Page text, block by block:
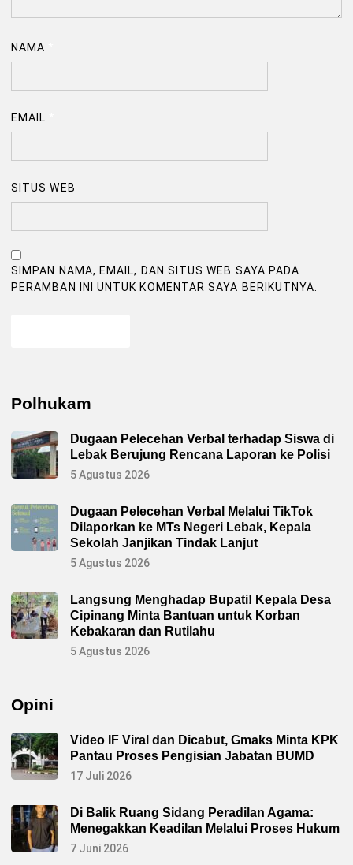
NAMA
EMAIL
SITUS WEB
SIMPAN NAMA, EMAIL, DAN SITUS WEB SAYA PADA
PERAMBAN INI UNTUK KOMENTAR SAYA BERIKUTNYA.
Polhukam
Dugaan Pelecehan Verbal terhadap Siswa di
Lebak Berujung Rencana Laporan ke Polisi
5 Agustus 2026
Dugaan Pelecehan Verbal Melalui TikTok
Dilaporkan ke MTs Negeri Lebak, Kepala
Sekolah Janjikan Tindak Lanjut
5 Agustus 2026
Langsung Menghadap Bupati! Kepala Desa
Cipinang Minta Bantuan untuk Korban
Kebakaran dan Rutilahu
5 Agustus 2026
Opini
Video IF Viral dan Dicabut, Gmaks Minta KPK
Pantau Proses Pengisian Jabatan BUMD
17 Juli 2026
Di Balik Ruang Sidang Peradilan Agama:
Menegakkan Keadilan Melalui Proses Hukum
7 Juni 2026